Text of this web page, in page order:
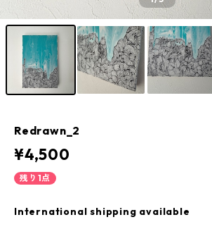
Redrawn_2
¥4,500
残り1点
International shipping available